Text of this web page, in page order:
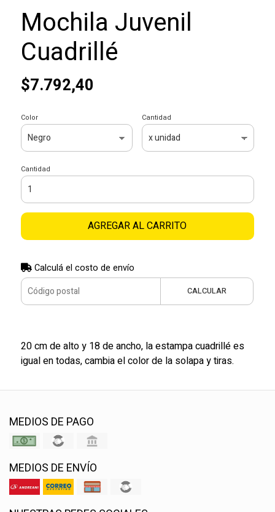
Mochila Juvenil
Cuadrillé
$7.792,40
Color Cantidad
Cantidad
AGREGAR AL CARRITO
Calculá el costo de envío
CALCULAR
20 cm de alto y 18 de ancho, la estampa cuadrillé es
igual en todas, cambia el color de la solapa y tiras.
MEDIOS DE PAGO
MEDIOS DE ENVÍO